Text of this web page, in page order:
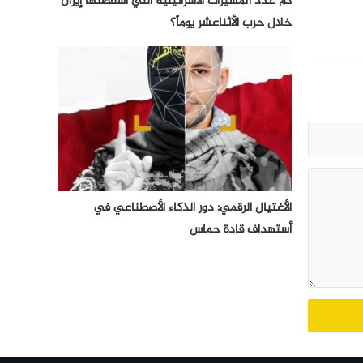
خلال حرب الأثناعشر يوماً؟
الأغتيال الرقمي: دور الذكاء الأصطناعي في
أستهداف قادة حماس